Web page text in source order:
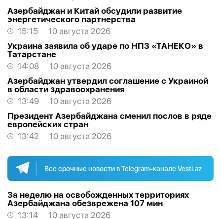
Азербайджан и Китай обсудили развитие
энергетического партнерства
15:15
10 августа 2026
Украина заявила об ударе по НПЗ «ТАНЕКО» в
Татарстане
14:08
10 августа 2026
Азербайджан утвердил соглашение с Украиной
в области здравоохранения
13:49
10 августа 2026
Президент Азербайджана сменил послов в ряде
европейских стран
13:42
10 августа 2026
Все срочные новости в Telegram-канале Vesti.az
За неделю на освобожденных территориях
Азербайджана обезврежена 107 мин
13:14
10 августа 2026